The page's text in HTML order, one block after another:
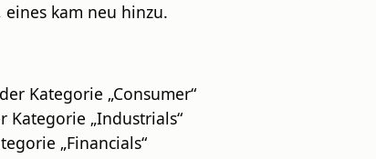
kam neu hinzu.
Kategorie „Consumer“
„Industrials“
„Financials“